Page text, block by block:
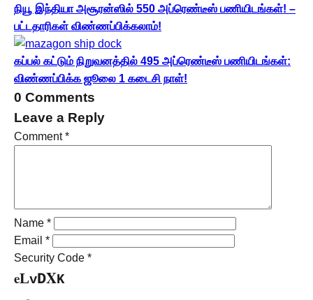
நியூ இந்தியா அசூரன்ஸில் 550 அப்ரெண்டீஸ் பணியிடங்கள்! –
பட்டதாரிகள் விண்ணப்பிக்கலாம்!
கப்பல் கட்டும் நிறுவனத்தில் 495 அப்ரெண்டீஸ் பணியிடங்கள்:
விண்ணப்பிக்க ஜூலை 1 கடைசி நாள்!
0 Comments
Leave a Reply
Comment*
Name *
Email *
Security Code *
eLvDXK